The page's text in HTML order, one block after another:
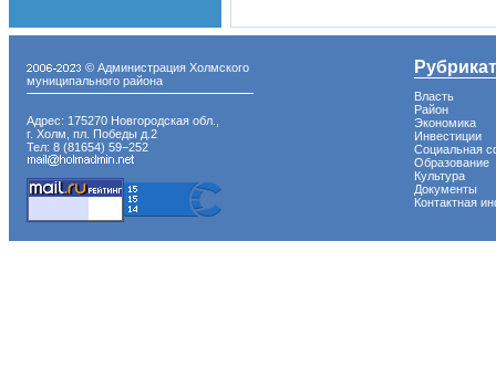
© Администрация Холмского
муниципального района
Адрес: 175270 Новгородская обл.,
г. Холм, пл. Победы д.2
Тел: 8 (81654) 59−252
Власть
Район
Экономика
Инвестиции
Социальная
Образование
Культура
Документы
Контактная